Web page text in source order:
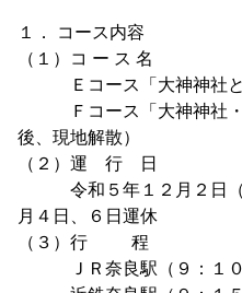
１． コース内容
（１）コ ー ス 名
Ｅコース「大神神社と
Ｆコース「大神神社・
後、現地解散）
（２）運 行 日
令和５年１２月２日（
月４日、６日運休
（３）行 程
ＪＲ奈良駅（９：１０